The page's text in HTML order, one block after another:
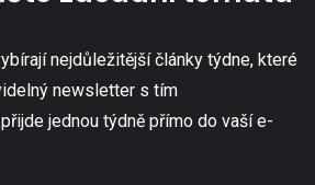
nejdůležitější články týdne, které
newsletter s tím
jednou týdně přímo do vaší e-